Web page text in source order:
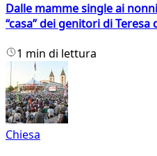
Dalle mamme single ai
“casa” dei genitori di Teresa
1 min di lettura
Chiesa